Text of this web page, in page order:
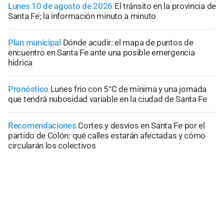
Lunes 10 de agosto de 2026 El tránsito en la provincia de
Santa Fe; la información minuto a minuto
Plan municipal Dónde acudir: el mapa de puntos de
encuentro en Santa Fe ante una posible emergencia
hídrica
Pronóstico Lunes frío con 5°C de mínima y una jornada
que tendrá nubosidad variable en la ciudad de Santa Fe
Recomendaciones Cortes y desvíos en Santa Fe por el
partido de Colón: qué calles estarán afectadas y cómo
circularán los colectivos